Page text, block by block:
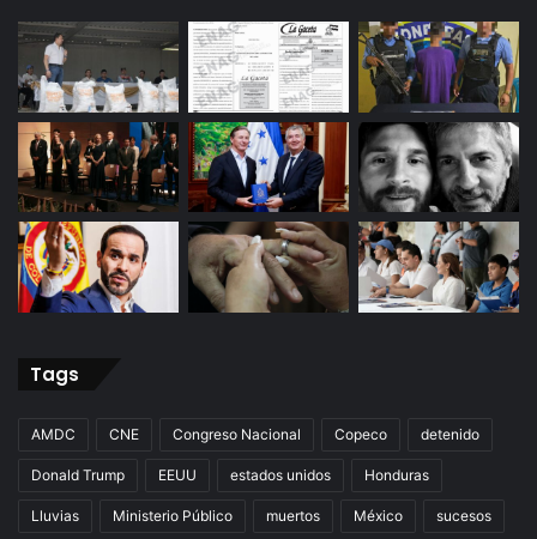
Tags
AMDC CNE Congreso Nacional Copeco detenido
Donald Trump EEUU estados unidos Honduras
Lluvias Ministerio Público muertos México sucesos